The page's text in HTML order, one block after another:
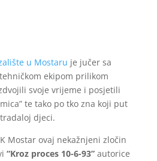
u Mostaru je jučer sa
ekipom prilikom
svoje vrijeme i posjetili
te tako po tko zna koji put
djeci.
Mostar ovaj nekažnjeni zločin
“Kroz proces 10-6-93”autorice